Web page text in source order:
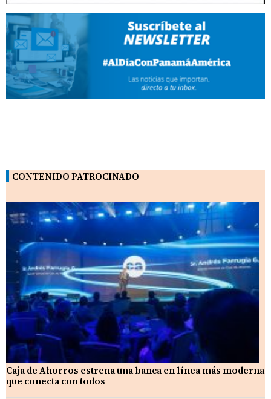
CONTENIDO PATROCINADO
Caja de Ahorros estrena una banca en línea más moderna
que conecta con todos